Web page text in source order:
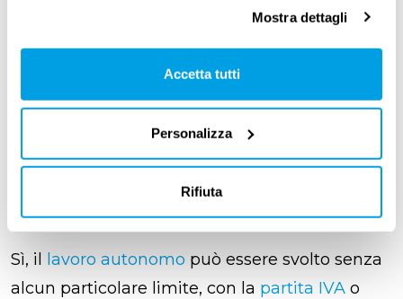
Mostra dettagli
Accetta tutti
Personalizza
Rifiuta
oltre agli altri obblighi secondari, ma
comunque importanti.
Può essere svolto, come
secondo, un lavoro
autonomo (con la partita
IVA)?
Sì, il lavoro autonomo può essere svolto senza
alcun particolare limite, con la partita IVA o